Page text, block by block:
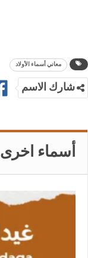
معاني أسماء الأولاد
شارك الاسم
أسماء اخرى